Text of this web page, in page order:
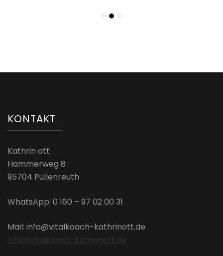
KONTAKT
Kathrin ott
Hammerweg 8
95704 Pullenreuth
WhatsApp: 0 160 – 97 02 00 31
Mail: info@vitalkoach-kathrinott.de
info@vitalkoach-kathrinott.de